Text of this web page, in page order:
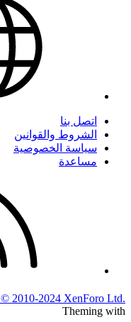
اتصل بنا
الشروط والقوانين
سياسة الخصوصية
مساعدة
© 2010-2024 XenForo Ltd.
Theming with